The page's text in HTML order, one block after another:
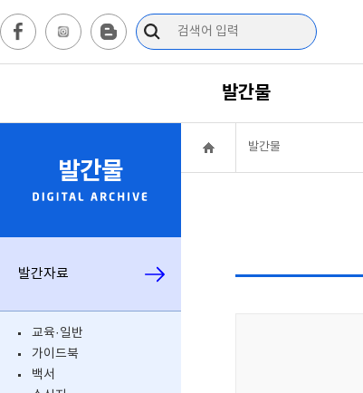
발간물
발간물
발간자료
교육·일반
가이드북
백서
발간물